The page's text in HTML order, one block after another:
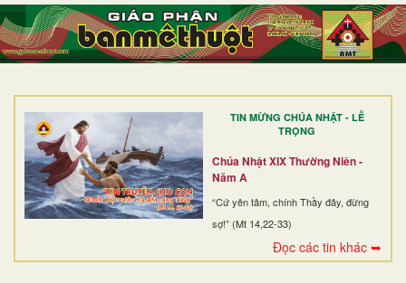
TIN MỪNG CHÚA NHẬT - LỄ
TRỌNG
Chúa Nhật XIX Thường Niên -
Năm A
“Cứ yên tâm, chính Thầy đây, đừng
sợ!” (Mt 14,22-33)
Đọc các tin khác ➥
TRANG NHẤT
GIỚI THIỆU
DÒNG TU
BAN MỤC VỤ
ĐOÀN THỂ CG
ĐIỂM HÀNH HƯƠNG